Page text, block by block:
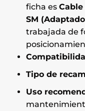
ficha es
SM
trabajada de
Tipo de
Uso